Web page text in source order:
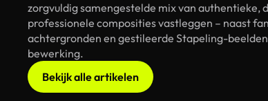
zorgvuldig samengestelde mix van authentieke,
professionele composities vastleggen – naast
achtergronden en gestileerde Stapeling-
bewerking.
Bekijk alle artikelen